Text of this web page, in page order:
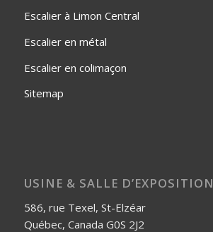
Escalier à Limon Central
Escalier en métal
Escalier en colimaçon
Sitemap
USINE & SALLE D’EXPOSITION
586, rue Texel, St-Elzéar
Québec, Canada G0S 2J2